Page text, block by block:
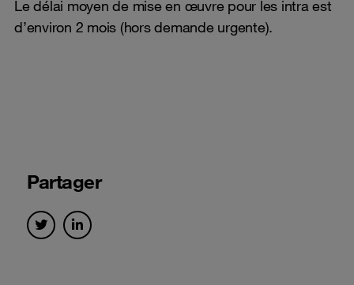
Partager
Le délai moyen de mise en œuvre pour les intra est
d’environ 2 mois (hors demande urgente).